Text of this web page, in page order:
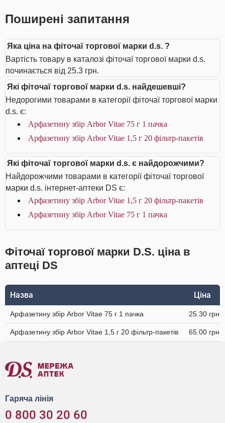
Поширені запитання
Яка ціна на фіточаї торгової марки d.s. ?
Вартість товару в каталозі фіточаї торгової марки d.s.
починається від 25.3 грн.
Які фіточаї торгової марки d.s. найдешевші?
Недорогими товарами в категорії фіточаї торгової марки
d.s. є:
Арфазетину збір Arbor Vitae 75 г 1 пачка
Арфазетину збір Arbor Vitae 1,5 г 20 фільтр-пакетів
Які фіточаї торгової марки d.s. є найдорожчими?
Найдорожчими товарами в категорії фіточаї торгової
марки d.s. інтернет-аптеки DS є:
Арфазетину збір Arbor Vitae 1,5 г 20 фільтр-пакетів
Арфазетину збір Arbor Vitae 75 г 1 пачка
Фіточаї торгової марки D.S. ціна в
аптеці DS
Назва Ціна
Арфазетину збір Arbor Vitae 75 г 1 пачка 25.30 грн
Арфазетину збір Arbor Vitae 1,5 г 20 фільтр-пакетів 65.00 грн
Гаряча лінія
0 800 30 20 60